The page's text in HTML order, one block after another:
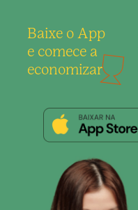
Baixe o App
e comece a
economizar